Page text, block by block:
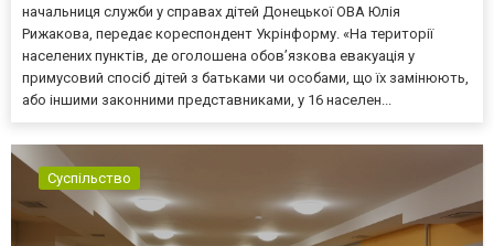
начальниця служби у справах дітей Донецької ОВА Юлія
Рижакова, передає кореспондент Укрінформу. «На території
населених пунктів, де оголошена обов’язкова евакуація у
примусовий спосіб дітей з батьками чи особами, що їх замінюють,
або іншими законними представниками, у 16 населен...
Суспільство